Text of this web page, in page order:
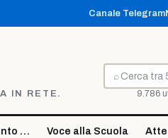
Canale Telegram
IN RETE.
⌕
Cerca
9.786
… Voce alla Scuola